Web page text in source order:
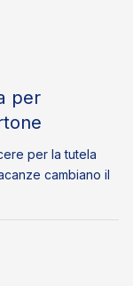
per
per la tutela
cambiano il